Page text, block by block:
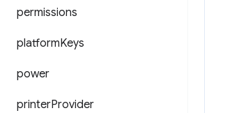
permissions
platformKeys
power
printerProvider